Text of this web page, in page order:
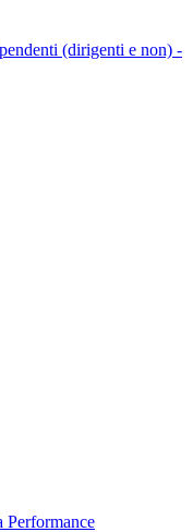
(dirigenti e non) -
Performance